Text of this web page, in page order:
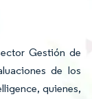
Gestión de
de los
quienes,